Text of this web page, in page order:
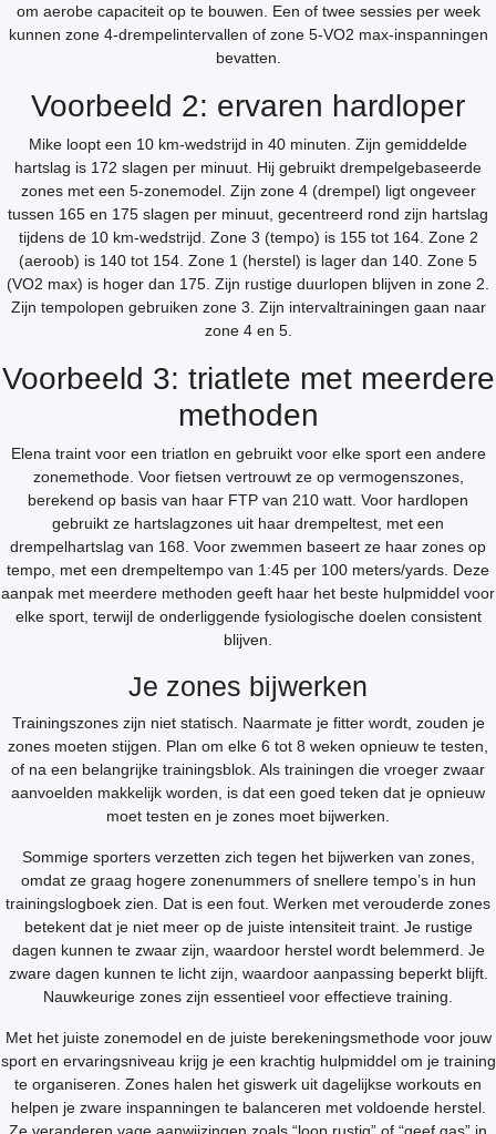
om aerobe capaciteit op te bouwen. Een of twee sessies per week
kunnen zone 4-drempelintervallen of zone 5-VO2 max-inspanningen
bevatten.
Voorbeeld 2: ervaren hardloper
Mike loopt een 10 km-wedstrijd in 40 minuten. Zijn gemiddelde
hartslag is 172 slagen per minuut. Hij gebruikt drempelgebaseerde
zones met een 5-zonemodel. Zijn zone 4 (drempel) ligt ongeveer
tussen 165 en 175 slagen per minuut, gecentreerd rond zijn hartslag
tijdens de 10 km-wedstrijd. Zone 3 (tempo) is 155 tot 164. Zone 2
(aeroob) is 140 tot 154. Zone 1 (herstel) is lager dan 140. Zone 5
(VO2 max) is hoger dan 175. Zijn rustige duurlopen blijven in zone 2.
Zijn tempolopen gebruiken zone 3. Zijn intervaltrainingen gaan naar
zone 4 en 5.
Voorbeeld 3: triatlete met meerdere
methoden
Elena traint voor een triatlon en gebruikt voor elke sport een andere
zonemethode. Voor fietsen vertrouwt ze op vermogenszones,
berekend op basis van haar FTP van 210 watt. Voor hardlopen
gebruikt ze hartslagzones uit haar drempeltest, met een
drempelhartslag van 168. Voor zwemmen baseert ze haar zones op
tempo, met een drempeltempo van 1:45 per 100 meters/yards. Deze
aanpak met meerdere methoden geeft haar het beste hulpmiddel voor
elke sport, terwijl de onderliggende fysiologische doelen consistent
blijven.
Je zones bijwerken
Trainingszones zijn niet statisch. Naarmate je fitter wordt, zouden je
zones moeten stijgen. Plan om elke 6 tot 8 weken opnieuw te testen,
of na een belangrijke trainingsblok. Als trainingen die vroeger zwaar
aanvoelden makkelijk worden, is dat een goed teken dat je opnieuw
moet testen en je zones moet bijwerken.
Sommige sporters verzetten zich tegen het bijwerken van zones,
omdat ze graag hogere zonenummers of snellere tempo’s in hun
trainingslogboek zien. Dat is een fout. Werken met verouderde zones
betekent dat je niet meer op de juiste intensiteit traint. Je rustige
dagen kunnen te zwaar zijn, waardoor herstel wordt belemmerd. Je
zware dagen kunnen te licht zijn, waardoor aanpassing beperkt blijft.
Nauwkeurige zones zijn essentieel voor effectieve training.
Met het juiste zonemodel en de juiste berekeningsmethode voor jouw
sport en ervaringsniveau krijg je een krachtig hulpmiddel om je training
te organiseren. Zones halen het giswerk uit dagelijkse workouts en
helpen je zware inspanningen te balanceren met voldoende herstel.